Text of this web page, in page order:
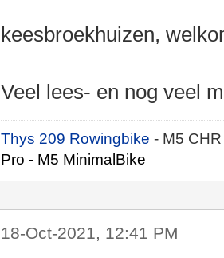
keesbroekhuizen,
Veel lees- en nog veel
Thys 209 Rowingbike- M5
Pro - M5 MinimalBike
18-Oct-2021, 12:41 PM